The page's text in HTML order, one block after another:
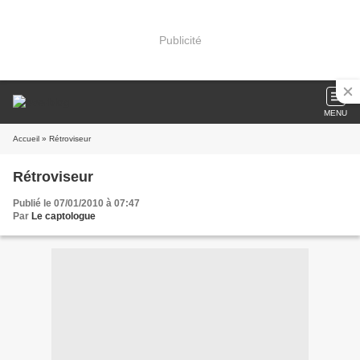
Publicité
MENU
Accueil » Rétroviseur
Rétroviseur
Publié le 07/01/2010 à 07:47
Par Le captologue